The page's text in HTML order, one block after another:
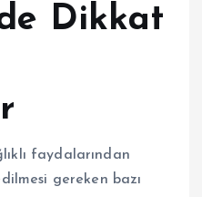
Dikkat
faydalarından
gereken bazı